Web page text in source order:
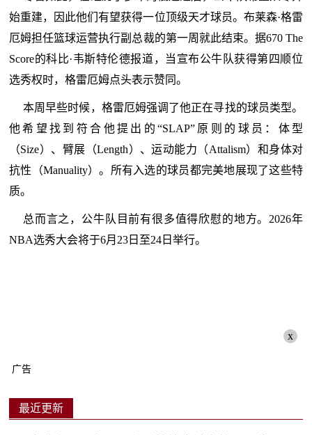
始重建，因此他们有望获得一位顶级天才球员。布莱森·格雷
厄姆担任篮球运营执行副总裁的第一周就此结束。据670 The
Score的科比·韦斯特伦德报道，当宣布公牛队获得第四顺位
选秀权时，格雷厄姆点头表示赞同。
本周早些时候，格雷厄姆强调了他正在寻找的球员类型。
他希望找到符合他提出的“SLAP”原则的球员：体型
（Size）、臂展（Length）、运动能力（Attalism）和身体对
抗性（Manuality）。所有入选的球员都完美地展现了这些特
质。
总而言之，公牛队目前有很多值得欣慰的地方。2026年
NBA选秀大会将于6月23日至24日举行。
x
广告
最近更新